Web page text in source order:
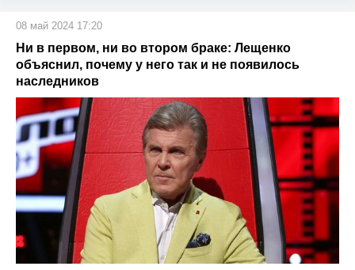
08 май 2024 17:20
Ни в первом, ни во втором браке: Лещенко
объяснил, почему у него так и не появилось
наследников